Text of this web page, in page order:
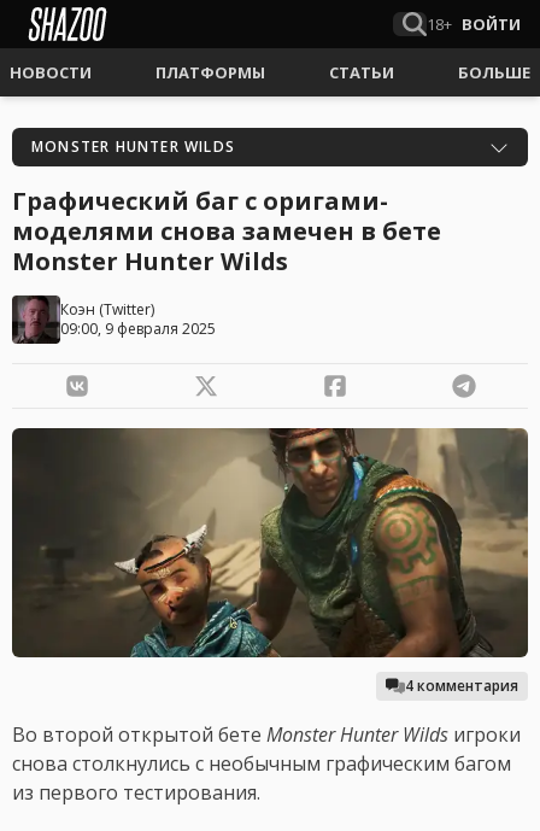
18+ ВОЙТИ
НОВОСТИ ПЛАТФОРМЫ СТАТЬИ БОЛЬШЕ
MONSTER HUNTER WILDS
Графический баг с оригами-
моделями снова замечен в бете
Monster Hunter Wilds
Коэн (Twitter)
09:00, 9 февраля 2025
4 комментария
Во второй открытой бете Monster Hunter Wilds игроки
снова столкнулись с необычным графическим багом
из первого тестирования.